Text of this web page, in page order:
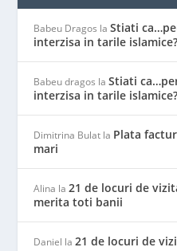
Babeu Dragos laStiati
interzisa in tarile islamice?
Babeu dragos laStiati
interzisa in tarile islamice?
Dimitrina Bulat la Plata
mari
Alina la21 de locuri de
merita toti banii
Daniel la21 de locuri de